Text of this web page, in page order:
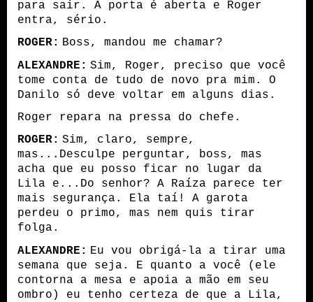
para sair. A porta é aberta e Roger
entra, sério.
ROGER: Boss, mandou me chamar?
ALEXANDRE: Sim, Roger, preciso que você
tome conta de tudo de novo pra mim. O
Danilo só deve voltar em alguns dias.
Roger repara na pressa do chefe.
ROGER: Sim, claro, sempre,
mas...Desculpe perguntar, boss, mas
acha que eu posso ficar no lugar da
Lila e...Do senhor? A Raíza parece ter
mais segurança. Ela taí! A garota
perdeu o primo, mas nem quis tirar
folga.
ALEXANDRE: Eu vou obrigá-la a tirar uma
semana que seja. E quanto a você (ele
contorna a mesa e apoia a mão em seu
ombro) eu tenho certeza de que a Lila,